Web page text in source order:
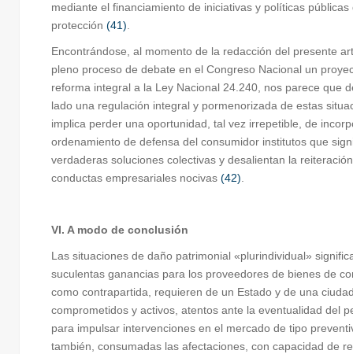
mediante el financiamiento de iniciativas y políticas públicas
protección (41)
Encontrándose, al momento de la redacción del presente
pleno proceso de debate en el Congreso Nacional un
reforma integral a la Ley Nacional 24.240, nos parece que
lado una regulación integral y pormenorizada de estas
implica perder una oportunidad, tal vez irrepetible, de
ordenamiento de defensa del consumidor institutos que
verdaderas soluciones colectivas y desalientan la
conductas empresariales nocivas (42)
VI. A modo de conclusión
Las situaciones de daño patrimonial «plurindividual»
suculentas ganancias para los proveedores de bienes de
como contrapartida, requieren de un Estado y de una
comprometidos y activos, atentos ante la eventualidad del
para impulsar intervenciones en el mercado de tipo
también, consumadas las afectaciones, con capacidad de